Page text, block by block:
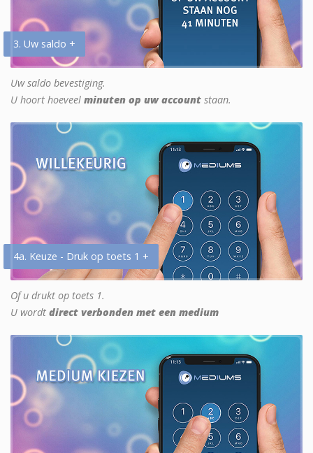
3. Uw saldo +
Uw saldo bevestiging.
U hoort hoeveel minuten op uw account staan.
4a. Keuze - Druk op toets 1 +
Of u drukt op toets 1.
U wordt direct verbonden met een medium